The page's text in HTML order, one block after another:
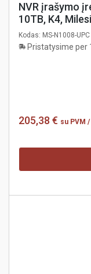
NVR įrašymo
10TB, K4,
Kodas: MS-N1008-UPC
Pristatysime per
205,38 € su PVM /